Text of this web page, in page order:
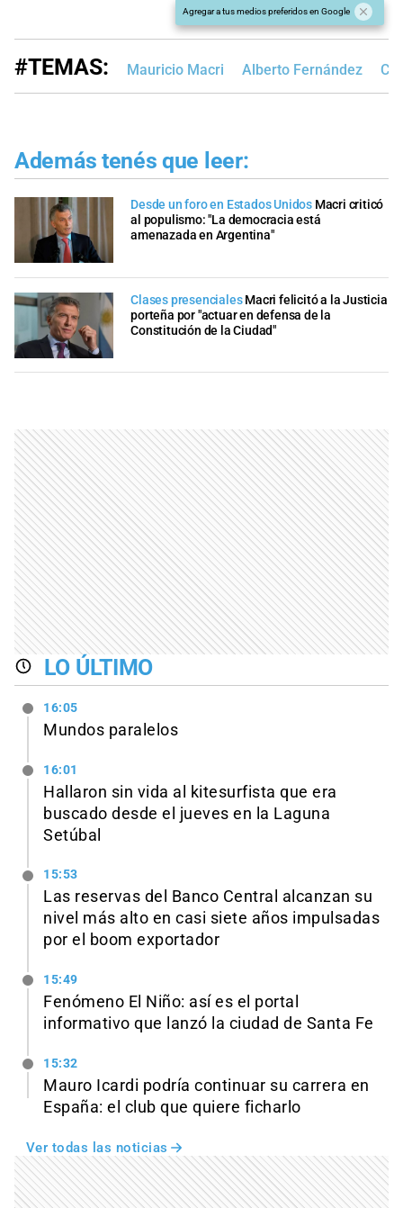
Agregar a tus medios preferidos en Google
#TEMAS: Mauricio Macri Alberto Fernández
Además tenés que leer:
Desde un foro en Estados Unidos Macri criticó
al populismo: "La democracia está
amenazada en Argentina"
Clases presenciales Macri felicitó a la Justicia
porteña por "actuar en defensa de la
Constitución de la Ciudad"
LO ÚLTIMO
16:05
Mundos paralelos
16:01
Hallaron sin vida al kitesurfista que era
buscado desde el jueves en la Laguna
Setúbal
15:53
Las reservas del Banco Central alcanzan su
nivel más alto en casi siete años impulsadas
por el boom exportador
15:49
Fenómeno El Niño: así es el portal
informativo que lanzó la ciudad de Santa Fe
15:32
Mauro Icardi podría continuar su carrera en
España: el club que quiere ficharlo
Ver todas las noticias